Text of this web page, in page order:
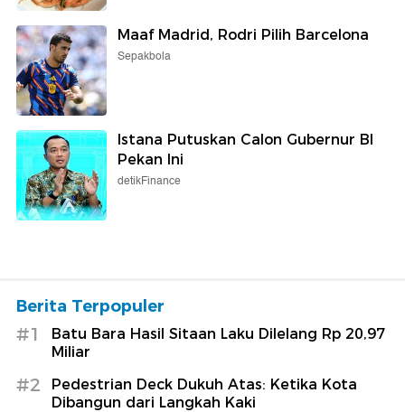
Maaf Madrid, Rodri Pilih Barcelona
Sepakbola
Istana Putuskan Calon Gubernur BI
Pekan Ini
detikFinance
Berita Terpopuler
#1
Batu Bara Hasil Sitaan Laku Dilelang Rp 20,97
Miliar
#2
Pedestrian Deck Dukuh Atas: Ketika Kota
Dibangun dari Langkah Kaki